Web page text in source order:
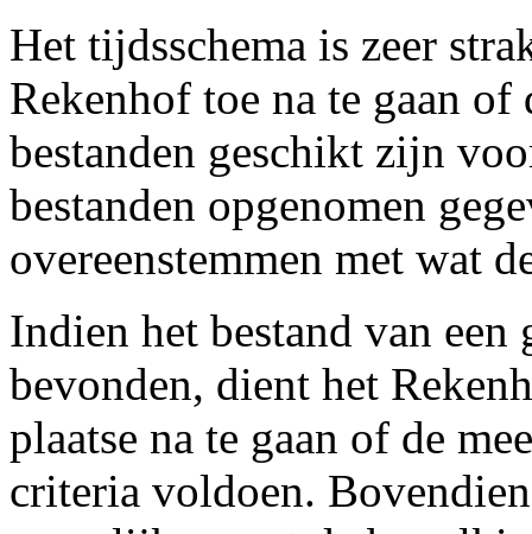
Het tijdsschema is zeer
Rekenhof toe na te gaan of
bestanden geschikt zijn
bestanden opgenomen
overeenstemmen met wat
Indien het bestand van
bevonden, dient het
plaatse na te gaan of de
criteria voldoen.